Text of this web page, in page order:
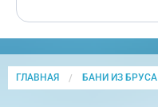
ГЛАВНАЯ БАНИ ИЗ БРУСА